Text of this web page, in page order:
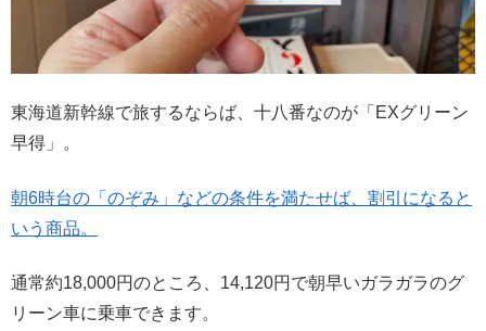
東海道新幹線で旅するならば、十八番なのが「EXグリーン
早得」。
朝6時台の「のぞみ」などの条件を満たせば、割引になると
いう商品。
通常約18,000円のところ、14,120円で朝早いガラガラのグ
リーン車に乗車できます。